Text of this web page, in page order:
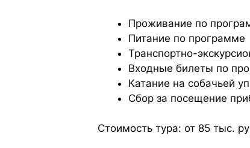
Проживание по
Питание по программе
Транспортно-
Входные билеты по
Катание на собачьей
Сбор за посещение
Стоимость тура: от 85 тыс.